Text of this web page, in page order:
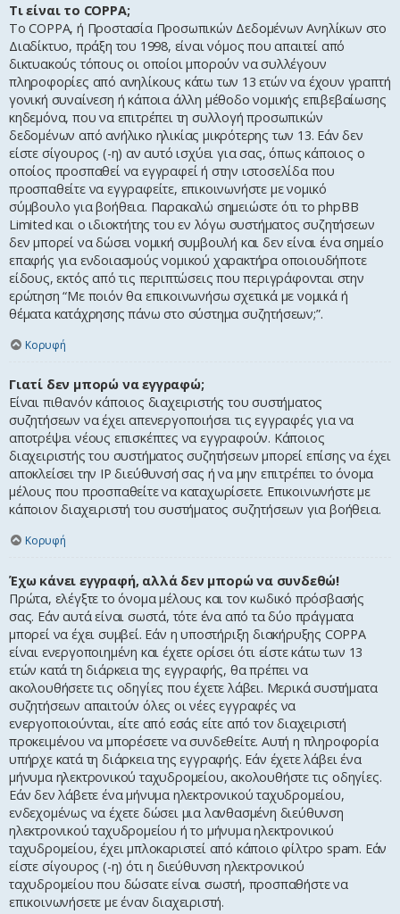
Τι είναι το COPPA;
Το COPPA, ή Προστασία Προσωπικών Δεδομένων Ανηλίκων στο
Διαδίκτυο, πράξη του 1998, είναι νόμος που απαιτεί από
δικτυακούς τόπους οι οποίοι μπορούν να συλλέγουν
πληροφορίες από ανηλίκους κάτω των 13 ετών να έχουν γραπτή
γονική συναίνεση ή κάποια άλλη μέθοδο νομικής επιβεβαίωσης
κηδεμόνα, που να επιτρέπει τη συλλογή προσωπικών
δεδομένων από ανήλικο ηλικίας μικρότερης των 13. Εάν δεν
είστε σίγουρος (-η) αν αυτό ισχύει για σας, όπως κάποιος ο
οποίος προσπαθεί να εγγραφεί ή στην ιστοσελίδα που
προσπαθείτε να εγγραφείτε, επικοινωνήστε με νομικό
σύμβουλο για βοήθεια. Παρακαλώ σημειώστε ότι το phpBB
Limited και ο ιδιοκτήτης του εν λόγω συστήματος συζητήσεων
δεν μπορεί να δώσει νομική συμβουλή και δεν είναι ένα σημείο
επαφής για ενδοιασμούς νομικού χαρακτήρα οποιουδήποτε
είδους, εκτός από τις περιπτώσεις που περιγράφονται στην
ερώτηση “Με ποιόν θα επικοινωνήσω σχετικά με νομικά ή
θέματα κατάχρησης πάνω στο σύστημα συζητήσεων;”.
Κορυφή
Γιατί δεν μπορώ να εγγραφώ;
Είναι πιθανόν κάποιος διαχειριστής του συστήματος
συζητήσεων να έχει απενεργοποιήσει τις εγγραφές για να
αποτρέψει νέους επισκέπτες να εγγραφούν. Κάποιος
διαχειριστής του συστήματος συζητήσεων μπορεί επίσης να έχει
αποκλείσει την IP διεύθυνσή σας ή να μην επιτρέπει το όνομα
μέλους που προσπαθείτε να καταχωρίσετε. Επικοινωνήστε με
κάποιον διαχειριστή του συστήματος συζητήσεων για βοήθεια.
Κορυφή
Έχω κάνει εγγραφή, αλλά δεν μπορώ να συνδεθώ!
Πρώτα, ελέγξτε το όνομα μέλους και τον κωδικό πρόσβασής
σας. Εάν αυτά είναι σωστά, τότε ένα από τα δύο πράγματα
μπορεί να έχει συμβεί. Εάν η υποστήριξη διακήρυξης COPPA
είναι ενεργοποιημένη και έχετε ορίσει ότι είστε κάτω των 13
ετών κατά τη διάρκεια της εγγραφής, θα πρέπει να
ακολουθήσετε τις οδηγίες που έχετε λάβει. Μερικά συστήματα
συζητήσεων απαιτούν όλες οι νέες εγγραφές να
ενεργοποιούνται, είτε από εσάς είτε από τον διαχειριστή
προκειμένου να μπορέσετε να συνδεθείτε. Αυτή η πληροφορία
υπήρχε κατά τη διάρκεια της εγγραφής. Εάν έχετε λάβει ένα
μήνυμα ηλεκτρονικού ταχυδρομείου, ακολουθήστε τις οδηγίες.
Εάν δεν λάβετε ένα μήνυμα ηλεκτρονικού ταχυδρομείου,
ενδεχομένως να έχετε δώσει μια λανθασμένη διεύθυνση
ηλεκτρονικού ταχυδρομείου ή το μήνυμα ηλεκτρονικού
ταχυδρομείου, έχει μπλοκαριστεί από κάποιο φίλτρο spam. Εάν
είστε σίγουρος (-η) ότι η διεύθυνση ηλεκτρονικού
ταχυδρομείου που δώσατε είναι σωστή, προσπαθήστε να
επικοινωνήσετε με έναν διαχειριστή.